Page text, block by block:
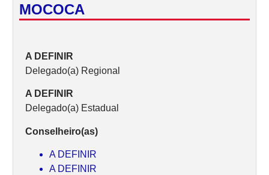
MOCOCA
A DEFINIR
Delegado(a) Regional
A DEFINIR
Delegado(a) Estadual
Conselheiro(as)
A DEFINIR
A DEFINIR